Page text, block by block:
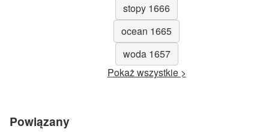
stopy 1666
ocean 1665
woda 1657
Pokaż wszystkie >
Powiązany